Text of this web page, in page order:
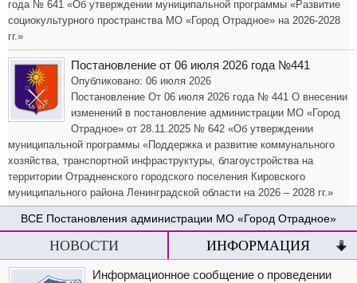
года № 641 «Об утверждении муниципальной программы «Развитие
социокультурного пространства МО «Город Отрадное» на 2026-2028
гг.»
Постановление от 06 июля 2026 года №441
Опубликовано: 06 июля 2026
Постановление От 06 июля 2026 года № 441 О внесении
изменений в постановление администрации МО «Город
Отрадное» от 28.11.2025 № 642 «Об утверждении
муниципальной программы «Поддержка и развитие коммунального
хозяйства, транспортной инфраструктуры, благоустройства на
территории Отрадненского городского поселения Кировского
муниципального района Ленинградской области на 2026 – 2028 гг.»
Постановления администрации МО «Город Отрадное»
НОВОСТИ ИНФОРМАЦИЯ
Информационное сообщение о проведении